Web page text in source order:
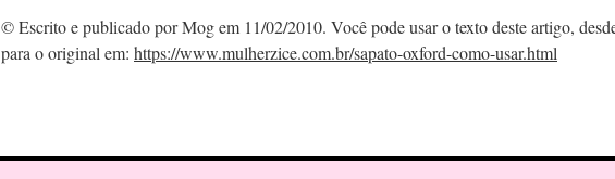
© Escrito e publicado por Mog em 11/02/2010. Você pode usar o texto deste artigo,
para o original em: https://www.mulherzice.com.br/sapato-oxford-como-usar.html